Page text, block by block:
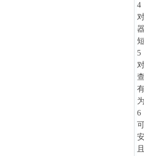
4
5
6